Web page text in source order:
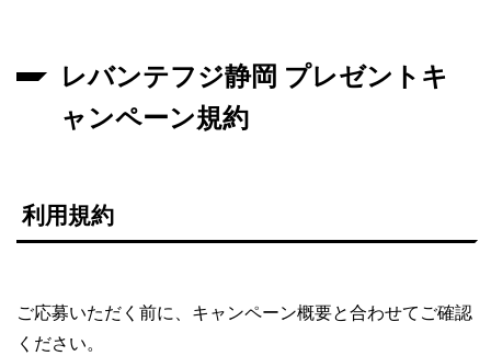
レバンテフジ静岡 プレゼントキ
ャンペーン規約
利用規約
ご応募いただく前に、キャンペーン概要と合わせてご確認
ください。